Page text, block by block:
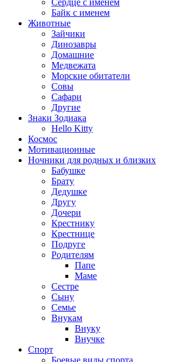
Сердце с именем
Байк с именем
Животные
Зайчики
Динозавры
Домашние
Медвежата
Морские обитатели
Совы
Сафари
Другие
Знаки Зодиака
Hello Kitty
Космос
Мотивационные
Ночники для родных и близких
Бабушке
Брату
Дедушке
Другу
Дочери
Крестнику
Крестнице
Подруге
Родителям
Папе
Маме
Сестре
Сыну
Семье
Внукам
Внуку
Внучке
Спорт
Боевые виды спорта